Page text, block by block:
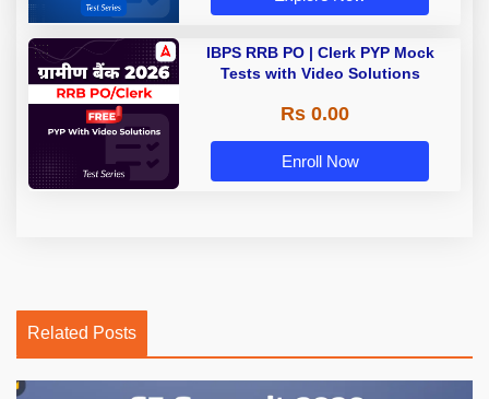
IBPS RRB PO | Clerk PYP Mock
Tests with Video Solutions
Rs 0.00
Enroll Now
Related Posts